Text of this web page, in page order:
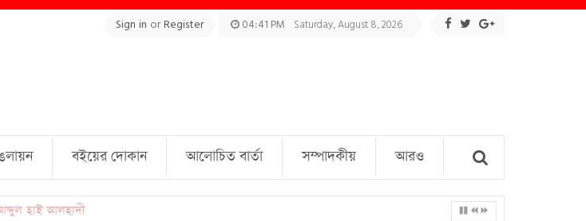
Sign in orRegister 04:41 PM Saturday, August 8, 2026
বইয়ের দোকান আলোচিত বার্তা সম্পাদকীয় আরও